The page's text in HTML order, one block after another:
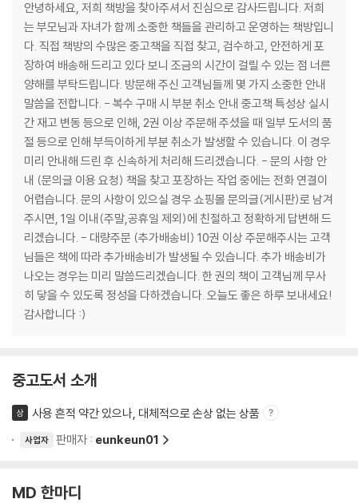
안녕하세요, 저희 책방을 찾아주셔서 진심으로 감사드립니다. 저희
는 부모님과 자녀가 함께 소중한 책들을 관리하고 운영하는 책방입니
다. 직접 책방의 수많은 중고책을 직접 찾고, 검수하고, 안전하게 포
장하여 배송해 드리고 있다 보니 조금의 시간이 걸릴 수 있는 점 너른
양해를 부탁드립니다. 방문해 주신 고객님들께 몇 가지 소중한 안내
말씀을 전합니다. - 복수 구매 시 부분 취소 안내 중고책 특성상 실시
간 재고 변동 등으로 인해, 2권 이상 주문해 주셨을 때 일부 도서의 품
절 등으로 인해 부득이하게 부분 취소가 발생할 수 있습니다. 이 경우
미리 안내해 드린 후 신속하게 처리해 드리겠습니다. - 문의 사항 안
내 (문의글 이용 요청) 책을 찾고 포장하는 작업 중에는 전화 연결이
어렵습니다. 문의 사항이 있으실 경우 쇼핑몰 문의글(게시판)로 남겨
주시면, 1일 이내(주말,공휴일 제외)에 친절하고 정확하게 답변해 드
리겠습니다. - 대량주문 (추가배송비) 10권 이상 주문해주시는 고객
님들은 책에 따라 추가배송비가 발생될 수 있습니다. 추가 배송비가
나오는 경우는 미리 말씀드리겠습니다. 한 권의 책이 고객님께 무사
히 닿을 수 있도록 정성을 다하겠습니다. 오늘도 좋은 하루 보내세요!
감사합니다 :)
중고도서 소개
상 사용 흔적 약간 있으나, 대체적으로 손상 없는 상품
사업자 판매자 : eunkeun01
MD 한마디